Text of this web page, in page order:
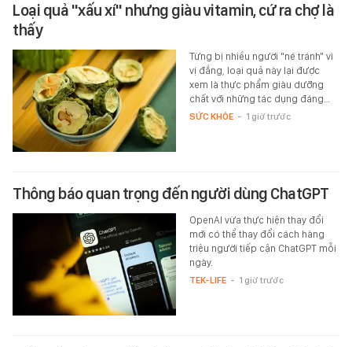
Loại quả "xấu xí" nhưng giàu vitamin, cứ ra chợ là
thấy
Từng bị nhiều người "né tránh" vì
vị đắng, loại quả này lại được
xem là thực phẩm giàu dưỡng
chất với những tác dụng đáng…
SỨC KHỎE - 1 giờ trước
Thông báo quan trọng đến người dùng ChatGPT
OpenAI vừa thực hiện thay đổi
mới có thể thay đổi cách hàng
triệu người tiếp cận ChatGPT mỗi
ngày.
TEK-LIFE - 1 giờ trước